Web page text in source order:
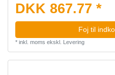
DKK 867.77 *
Foj til
* inkl. moms ekskl. Levering